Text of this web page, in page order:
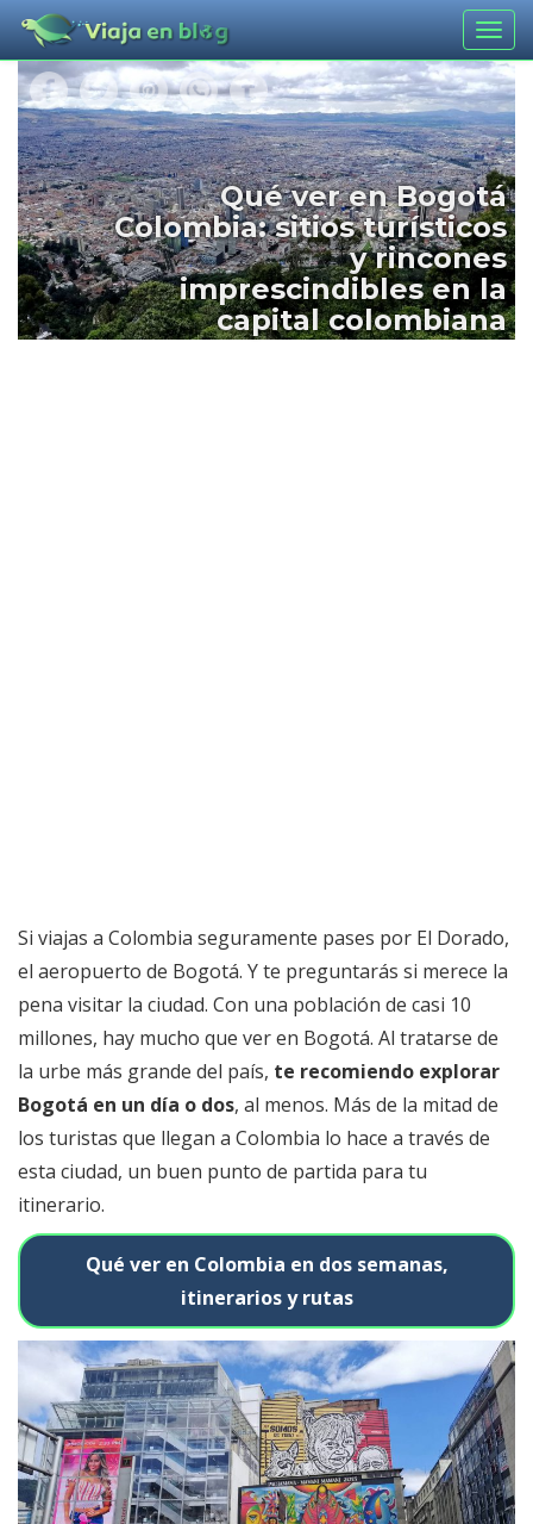
Qué ver en Bogotá
Colombia: sitios turísticos
y rincones
imprescindibles en la
capital colombiana
Si viajas a Colombia seguramente pases por El Dorado,
el aeropuerto de Bogotá. Y te preguntarás si merece la
pena visitar la ciudad. Con una población de casi 10
millones, hay mucho que ver en Bogotá. Al tratarse de
la urbe más grande del país, te recomiendo explorar
Bogotá en un día o dos, al menos. Más de la mitad de
los turistas que llegan a Colombia lo hace a través de
esta ciudad, un buen punto de partida para tu
itinerario.
Qué ver en Colombia en dos semanas,
itinerarios y rutas